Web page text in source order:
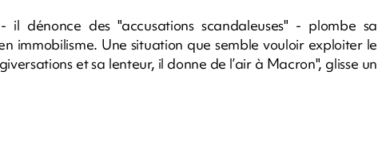
il dénonce des "accusations scandaleuses" - plombe sa
immobilisme. Une situation que semble vouloir exploiter le
et sa lenteur, il donne de l’air à Macron", glisse un